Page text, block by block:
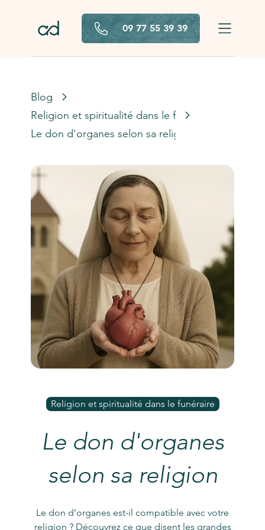
09 77 55 39 39
Blog
Religion et spiritualité dans le funéraire
Le don d'organes selon sa religion
Religion et spiritualité dans le funéraire
Le don d'organes
selon sa religion
Le don d’organes est-il compatible avec votre
religion ? Découvrez ce que disent les grandes